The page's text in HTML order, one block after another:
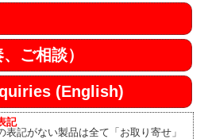
ご相談）
(English)
記
表記がない製品は全て「お取り寄せ」